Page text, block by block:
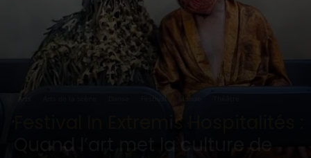
Festival In Extremis Hospitalités :
Quand l’art met la culture de